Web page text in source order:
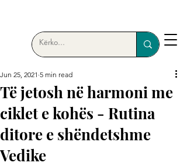
Të jetosh në harmoni me
ciklet e kohës - Rutina
ditore e shëndetshme
Vedike
Jun 25, 2021 5 min read